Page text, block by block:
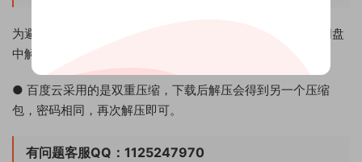
为避免资源失效太快，本资源使用.7z格式压缩包，无法在网盘
中解压，请先下载到本地用相应的解压软件进行解压。
● 百度云采用的是双重压缩，下载后解压会得到另一个压缩
包，密码相同，再次解压即可。
有问题客服QQ：1125247970